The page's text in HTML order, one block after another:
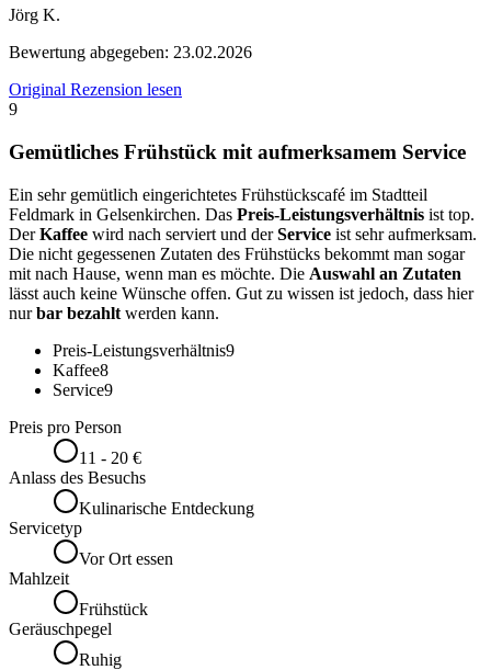
Jörg K.
Bewertung abgegeben: 23.02.2026
Original Rezension lesen
9
Gemütliches Frühstück mit aufmerksamem Service
Ein sehr gemütlich eingerichtetes Frühstückscafé im Stadtteil
Feldmark in Gelsenkirchen. Das Preis-Leistungsverhältnis ist top.
DerKaffee wird nach serviert und derService ist sehr aufmerksam.
Die nicht gegessenen Zutaten des Frühstücks bekommt man sogar
mit nach Hause, wenn man es möchte. Die Auswahl an Zutaten
lässt auch keine Wünsche offen. Gut zu wissen ist jedoch, dass hier
nurbar bezahlt werden kann.
Preis-Leistungsverhältnis9
Kaffee8
Service9
Preis pro Person
11 - 20 €
Anlass des Besuchs
Kulinarische Entdeckung
Servicetyp
Vor Ort essen
Mahlzeit
Frühstück
Geräuschpegel
Ruhig